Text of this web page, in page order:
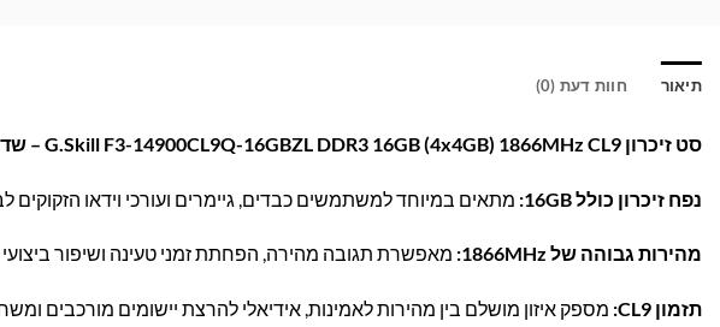
תיאור חוות דעת (0)
סט זיכרון G.Skill F3-14900CL9Q-16GBZL DDR3 16GB (4x4GB) 1866MHz CL9 – שדרוג עוצמתי למחשב שלך!
נפח זיכרון כולל 16GB: מתאים במיוחד למשתמשים כבדים, גיימרים ועורכי וידאו הזקוקים
מהירות גבוהה של 1866MHz: מאפשרת תגובה מהירה, הפחתת זמני טעינה ושיפור
תזמון CL9: מספק איזון מושלם בין מהירות לאמינות, אידיאלי להרצת יישומים מורכבים